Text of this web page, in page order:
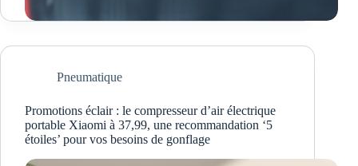
Pneumatique
Promotions éclair : le compresseur d’air électrique
portable Xiaomi à 37,99, une recommandation ‘5
étoiles’ pour vos besoins de gonflage